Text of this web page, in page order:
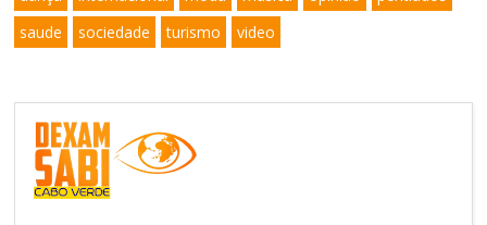
saude
sociedade turismo video